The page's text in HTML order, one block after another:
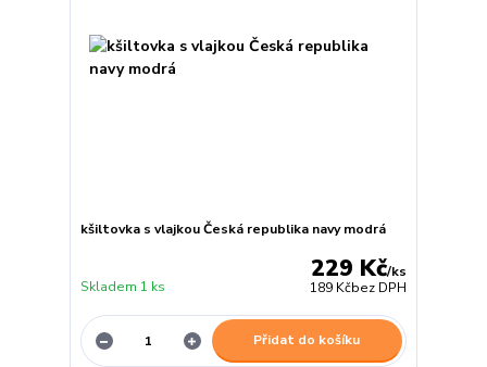
kšiltovka s vlajkou Česká republika navy modrá
229 Kč/ks
189 Kčbez DPH
Skladem 1 ks
Přidat do košíku